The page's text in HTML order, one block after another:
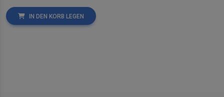
IN DEN KORB LEGEN